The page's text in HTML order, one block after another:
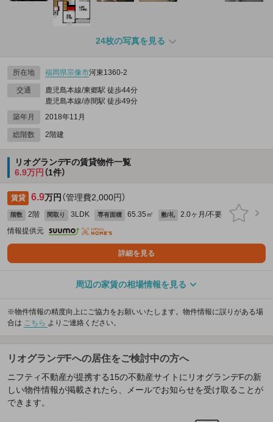
24枚の写真を見る
所在地 福岡県宗像市河東1360‐2
交通
鹿児島本線/東郷駅 徒歩44分
鹿児島本線/赤間駅 徒歩49分
築年月
2018年11月
総階数 2階建
リオグランデFの賃貸物件一覧
6.9万円 （1件）
賃貸 6.9万円 （管理費2,000円）
階数 2階 間取り 3LDK 専有面積 65.35㎡ 敷/礼
2.0ヶ月/不要
情報提供元
詳細を見る
周辺の家賃の相場情報を見る
※物件情報の精度向上にご協力をお願いいたします。物件情報に誤りがある場
合は こちら よりご連絡ください。
リオグランデFへの居住をご検討中の方へ
ニフティ不動産が提携する15の不動産サイトにリオグランデFの新
しい物件情報が掲載されたら、メールでお知らせを受け取ることが
できます。